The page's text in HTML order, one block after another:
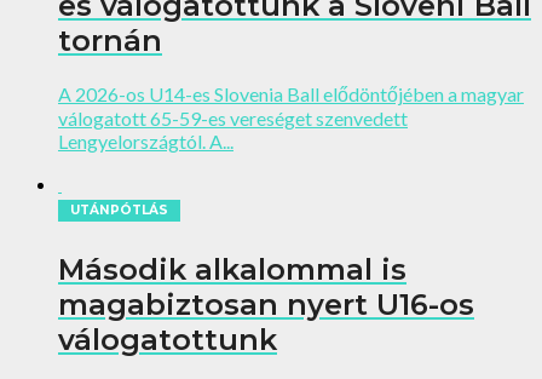
tornán
A 2026-os U14-es Slovenia Ball elődöntőjében a magyar
válogatott 65-59-es vereséget szenvedett
Lengyelországtól. A...
UTÁNPÓTLÁS
Második alkalommal is
magabiztosan nyert U16-os
válogatottunk